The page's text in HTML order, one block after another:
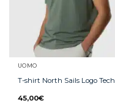
UOMO
T-shirt North Sails Logo Tech
45,00€